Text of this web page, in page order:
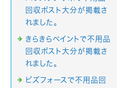
回収ポスト大分が掲載さ
れました。
きらきらペイントで不用品
回収ポスト大分が掲載さ
れました。
ビズフォースで不用品回